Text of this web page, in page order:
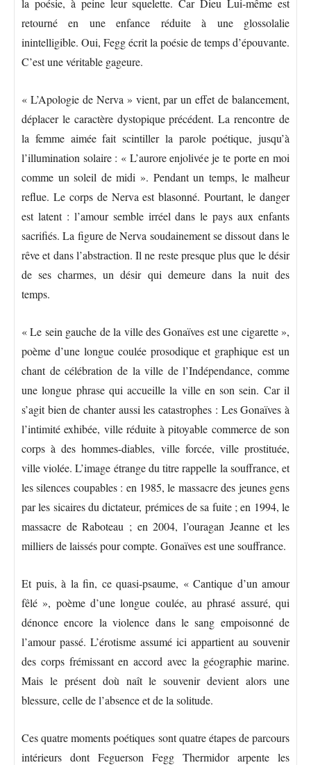
retourné en une enfance réduite à une glossolalie
inintelligible. Oui, Fegg écrit la poésie de temps d’épouvante.
C’est une véritable gageure.
« L’Apologie de Nerva » vient, par un effet de balancement,
déplacer le caractère dystopique précédent. La rencontre de
la femme aimée fait scintiller la parole poétique, jusqu’à
l’illumination solaire : « L’aurore enjolivée je te porte en moi
comme un soleil de midi ». Pendant un temps, le malheur
reflue. Le corps de Nerva est blasonné. Pourtant, le danger
est latent : l’amour semble irréel dans le pays aux enfants
sacrifiés. La figure de Nerva soudainement se dissout dans le
rêve et dans l’abstraction. Il ne reste presque plus que le désir
de ses charmes, un désir qui demeure dans la nuit des
temps.
« Le sein gauche de la ville des Gonaïves est une cigarette »,
poème d’une longue coulée prosodique et graphique est un
chant de célébration de la ville de l’Indépendance, comme
une longue phrase qui accueille la ville en son sein. Car il
s’agit bien de chanter aussi les catastrophes : Les Gonaïves à
l’intimité exhibée, ville réduite à pitoyable commerce de son
corps à des hommes-diables, ville forcée, ville prostituée,
ville violée. L’image étrange du titre rappelle la souffrance, et
les silences coupables : en 1985, le massacre des jeunes gens
par les sicaires du dictateur, prémices de sa fuite ; en 1994, le
massacre de Raboteau ; en 2004, l’ouragan Jeanne et les
milliers de laissés pour compte. Gonaïves est une souffrance.
Et puis, à la fin, ce quasi-psaume, « Cantique d’un amour
fêlé », poème d’une longue coulée, au phrasé assuré, qui
dénonce encore la violence dans le sang empoisonné de
l’amour passé. L’érotisme assumé ici appartient au souvenir
des corps frémissant en accord avec la géographie marine.
Mais le présent doù naît le souvenir devient alors une
blessure, celle de l’absence et de la solitude.
Ces quatre moments poétiques sont quatre étapes de parcours
intérieurs dont Feguerson Fegg Thermidor arpente les